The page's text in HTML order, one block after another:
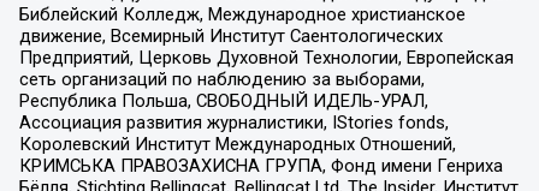
Библейский Колледж, Международное христианское
движение, Всемирный Институт Саентологических
Предприятий, Церковь Духовной Технологии, Европейская
сеть организаций по наблюдению за выборами,
Республика Польша, СВОБОДНЫЙ ИДЕЛЬ-УРАЛ,
Ассоциация развития журналистики, IStories fonds,
Королевский Институт Международных Отношений,
КРИМСЬКА ПРАВОЗАХИСНА ГРУПА, Фонд имени Генриха